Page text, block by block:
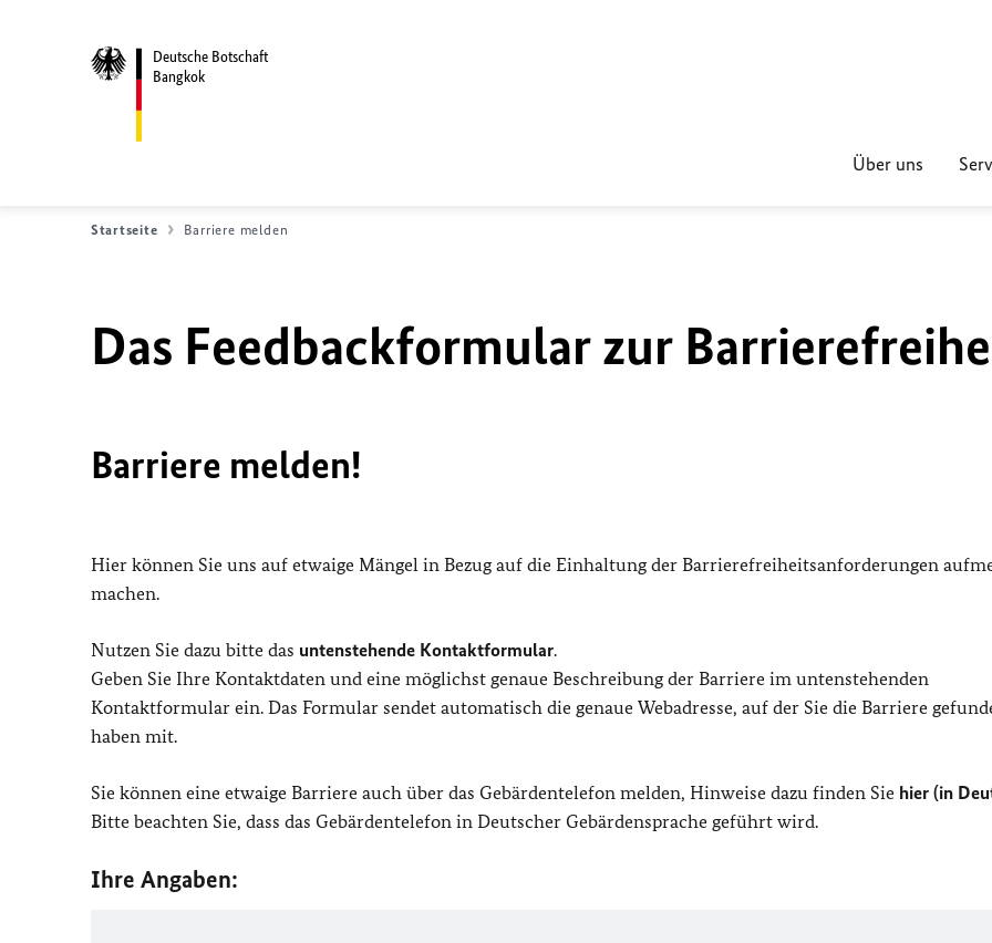
Deutsche Botschaft
Bangkok
Über uns
Startseite Barriere melden
Das Feedbackformular zur
Barriere melden!
Hier können Sie uns auf etwaige Mängel in Bezug auf die Einhaltung der Barrierefreiheitsanforderungen
machen.
Nutzen Sie dazu bitte das untenstehende Kontaktformular.
Geben Sie Ihre Kontaktdaten und eine möglichst genaue Beschreibung der Barriere im untenstehenden
Kontaktformular ein. Das Formular sendet automatisch die genaue Webadresse, auf der Sie die Barriere
haben mit.
Sie können eine etwaige Barriere auch über das Gebärdentelefon melden, Hinweise dazu finden Sie hier (in
Bitte beachten Sie, dass das Gebärdentelefon in Deutscher Gebärdensprache geführt wird.
Ihre Angaben: